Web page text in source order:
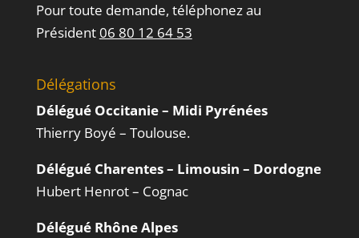
Pour toute demande, téléphonez au
Président06 80 12 64 53
Délégations
Délégué Occitanie – Midi Pyrénées
Thierry Boyé – Toulouse.
Délégué Charentes – Limousin – Dordogne
Hubert Henrot – Cognac
Délégué Rhône Alpes